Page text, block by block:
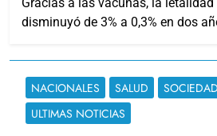
disminuyó de 3% a 0,3% en dos
NACIONALES SALUD
SOCIEDAD
ULTIMAS NOTICIAS